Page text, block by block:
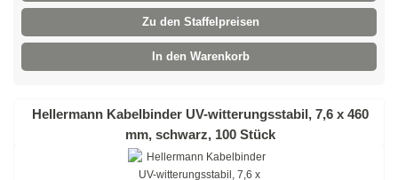
Doppelseitiges Klebeband
Absperrband
Anti-Rutsch-Band
Zu den Staffelpreisen
In den Warenkorb
Hellermann Kabelbinder UV-witterungsstabil, 7,6 x 460
mm, schwarz, 100 Stück